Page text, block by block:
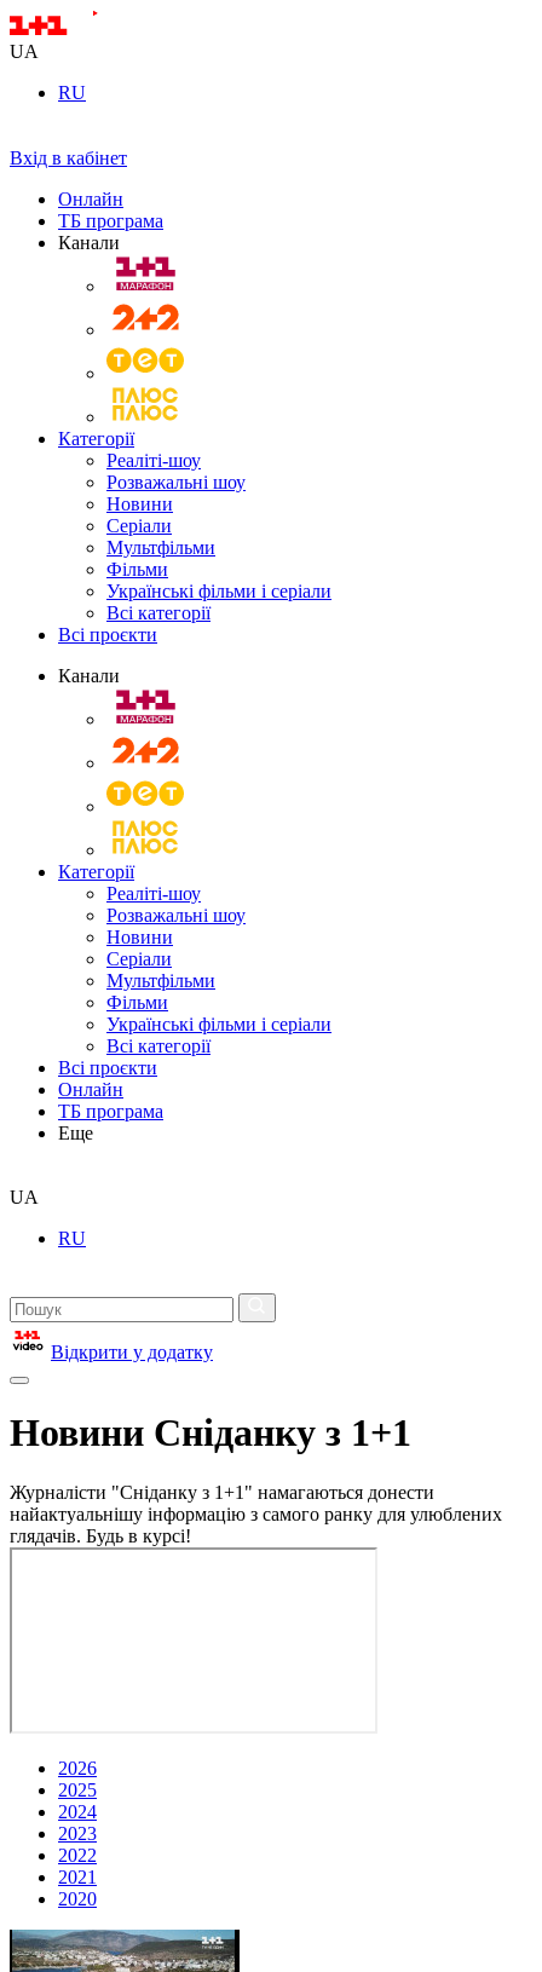
UA
RU
Вхід в кабінет
Онлайн
ТБ програма
Канали
Категорії
Реаліті-шоу
Розважальні шоу
Новини
Серіали
Мультфільми
Фільми
Українські фільми і серіали
Всі категорії
Всі проєкти
Канали
Категорії
Реаліті-шоу
Розважальні шоу
Новини
Серіали
Мультфільми
Фільми
Українські фільми і серіали
Всі категорії
Всі проєкти
Онлайн
ТБ програма
Еще
UA
RU
Відкрити у додатку
Новини Сніданку з 1+1
Журналісти "Сніданку з 1+1" намагаються донести
найактуальнішу інформацію з самого ранку для улюблених
глядачів. Будь в курсі!
2026
2025
2024
2023
2022
2021
2020